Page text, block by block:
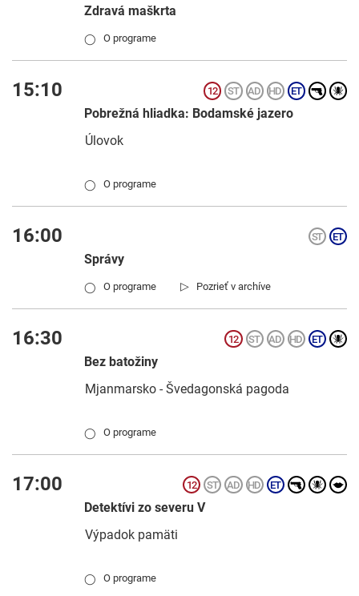
Zdravá maškrta
◯ O programe
15:10
Pobrežná hliadka: Bodamské jazero
Úlovok
◯ O programe
16:00
Správy
▷ Pozrieť v archíve
◯ O programe
16:30
Bez batožiny
Mjanmarsko - Švedagonská pagoda
◯ O programe
17:00
Detektívi zo severu V
Výpadok pamäti
◯ O programe